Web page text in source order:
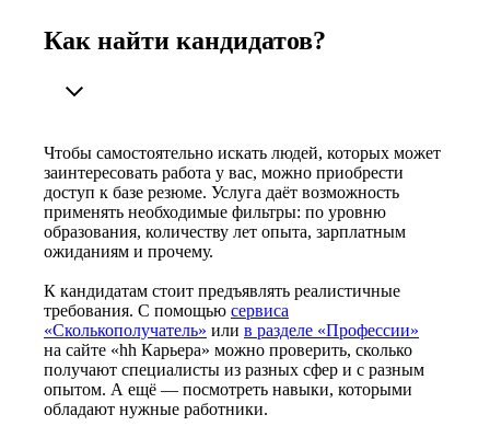
Как найти кандидатов?
Чтобы самостоятельно искать людей, которых может
заинтересовать работа у вас, можно приобрести
доступ к базе резюме. Услуга даёт возможность
применять необходимые фильтры: по уровню
образования, количеству лет опыта, зарплатным
ожиданиям и прочему.
К кандидатам стоит предъявлять реалистичные
требования. С помощью сервиса
«Сколькополучатель» или в разделе «Профессии»
на сайте «hh Карьера» можно проверить, сколько
получают специалисты из разных сфер и с разным
опытом. А ещё — посмотреть навыки, которыми
обладают нужные работники.